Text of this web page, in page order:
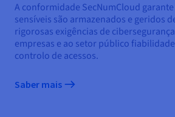
A conformidade SecNumCloud
sensíveis são armazenados e geridos
rigorosas exigências de
empresas e ao setor público
controlo de acessos.
Saber mais